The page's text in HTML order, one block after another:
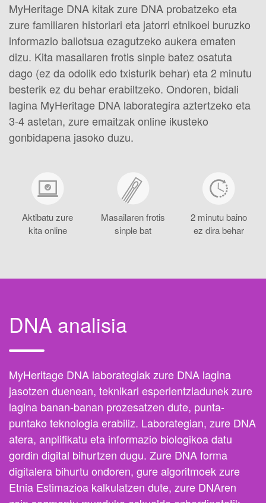
MyHeritage DNA kitak zure DNA probatzeko eta
zure familiaren historiari eta jatorri etnikoei buruzko
informazio baliotsua ezagutzeko aukera ematen
dizu. Kita masailaren frotis sinple batez osatuta
dago (ez da odolik edo txisturik behar) eta 2 minutu
besterik ez du behar erabiltzeko. Ondoren, bidali
lagina MyHeritage DNA laborategira aztertzeko eta
3-4 astetan, zure emaitzak online ikusteko
gonbidapena jasoko duzu.
Aktibatu zure
kita online
Masailaren frotis
sinple bat
2 minutu baino
ez dira behar
DNA analisia
MyHeritage DNA laborategiak zure DNA lagina
jasotzen duenean, teknikari esperientziadunek zure
lagina banan-banan prozesatzen dute, punta-
puntako teknologia erabiliz. Laborategian, zure DNA
atera, anplifikatu eta informazio biologikoa datu
gordin digital bihurtzen dugu. Zure DNA forma
digitalera bihurtu ondoren, gure algoritmoek zure
Etnia Estimazioa kalkulatzen dute, zure DNAren